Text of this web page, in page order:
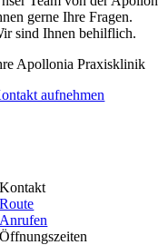
gerne Ihre Fragen.
sind Ihnen behilflich.
Apollonia Praxisklinik
aufnehmen
Kontakt
Route
Anrufen
Öffnungszeiten